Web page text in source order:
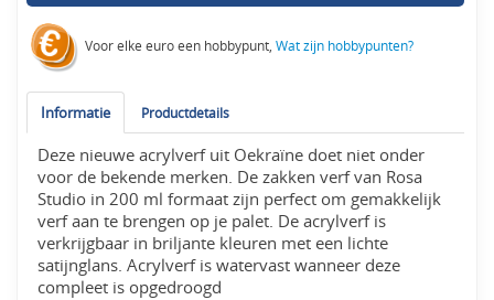
Voor elke euro een hobbypunt,Wat zijn hobbypunten?
Informatie Productdetails
Deze nieuwe acrylverf uit Oekraïne doet niet onder
voor de bekende merken. De zakken verf van Rosa
Studio in 200 ml formaat zijn perfect om gemakkelijk
verf aan te brengen op je palet. De acrylverf is
verkrijgbaar in briljante kleuren met een lichte
satijnglans. Acrylverf is watervast wanneer deze
compleet is opgedroogd